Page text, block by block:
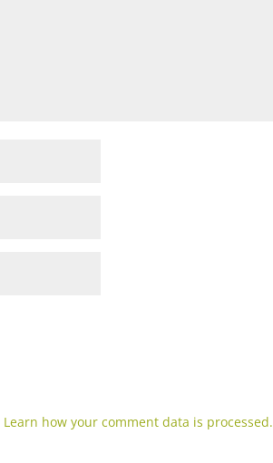
Learn how your comment data is processed.